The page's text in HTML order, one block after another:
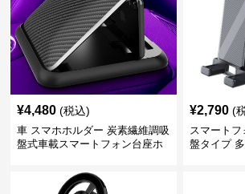
¥4,480 (税込)
車 スマホホルダー 炭素繊維調吸
盤式車載スマートフォン台座ホ
¥2,790 (
スマートフ
盤タイプ